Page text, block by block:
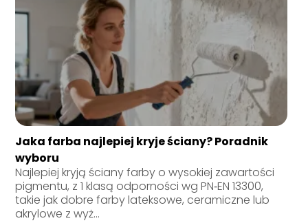
Jaka farba najlepiej kryje ściany? Poradnik
wyboru
Najlepiej kryją ściany farby o wysokiej zawartości
pigmentu, z 1 klasą odporności wg PN‑EN 13300,
takie jak dobre farby lateksowe, ceramiczne lub
akrylowe z wyż...